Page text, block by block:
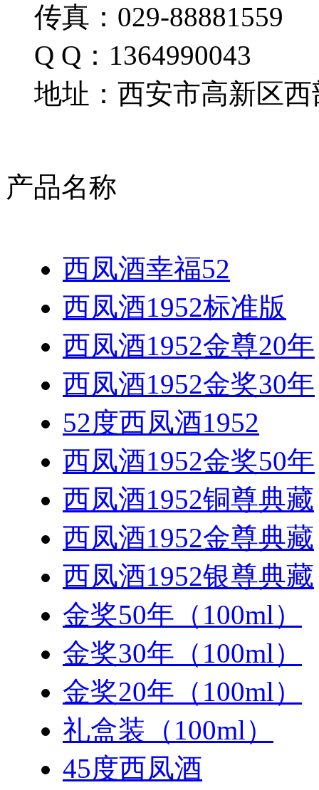
传真：029-88881559
Q Q：1364990043
地址：西安市高新区西
产品名称
西凤酒幸福52
西凤酒1952标准版
西凤酒1952金尊20年
西凤酒1952金奖30年
52度西凤酒1952
西凤酒1952金奖50年
西凤酒1952铜尊典藏
西凤酒1952金尊典藏
西凤酒1952银尊典藏
金奖50年（100ml）
金奖30年（100ml）
金奖20年（100ml）
礼盒装（100ml）
45度西凤酒